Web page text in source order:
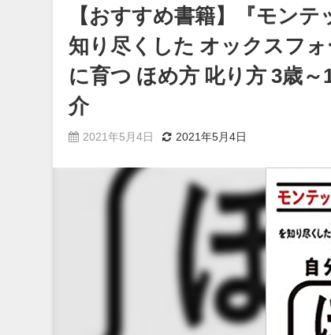
【おすすめ書籍】『モン
知り尽くした オックスフ
に育つ ほめ方 叱り方 3歳
介
2021年5月4日 2021年5月4日